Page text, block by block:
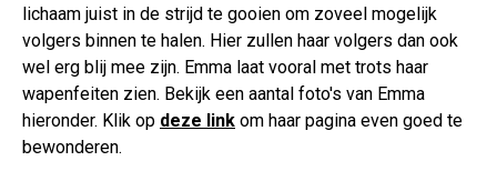
lichaam juist in de strijd te gooien om zoveel mogelijk
volgers binnen te halen. Hier zullen haar volgers dan ook
wel erg blij mee zijn. Emma laat vooral met trots haar
wapenfeiten zien. Bekijk een aantal foto's van Emma
hieronder. Klik op deze link om haar pagina even goed te
bewonderen.